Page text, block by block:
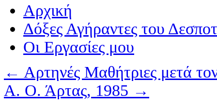
Αρχική
Δόξες Αγήραντες του
Οι Eργασίες μου
← Αρτηνές Μαθήτριες μετά
Α. Ο. Άρτας, 1985 →